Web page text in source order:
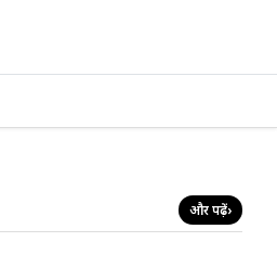
और पढ़ें›